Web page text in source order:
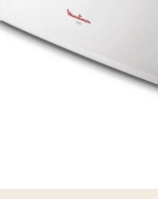
máquinas de barbear
ventoinhas